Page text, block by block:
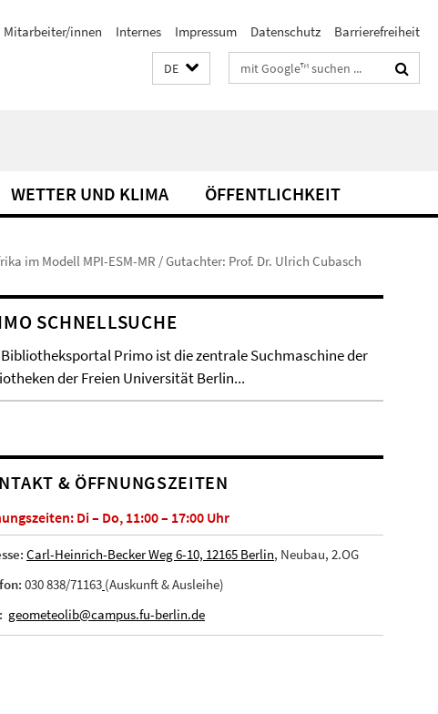
Mitarbeiter/innen Internes Impressum Datenschutz Barrierefreiheit
DE Suchbegriffe
WETTER UND KLIMA ÖFFENTLICHKEIT
im Modell MPI-ESM-MR / Gutachter: Prof. Dr. Ulrich Cubasch
SCHNELLSUCHE
Bibliotheksportal Primo ist die zentrale Suchmaschine der
der Freien Universität Berlin...
& ÖFFNUNGSZEITEN
Di – Do, 11:00 – 17:00 Uhr
Carl-Heinrich-Becker Weg 6-10, 12165 Berlin, Neubau, 2.OG
030 838/71163 (Auskunft & Ausleihe)
geometeolib@campus.fu-berlin.de